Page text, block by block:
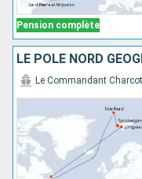
Pension complète
LE PÔLE NORD
Le Commandant Charcot